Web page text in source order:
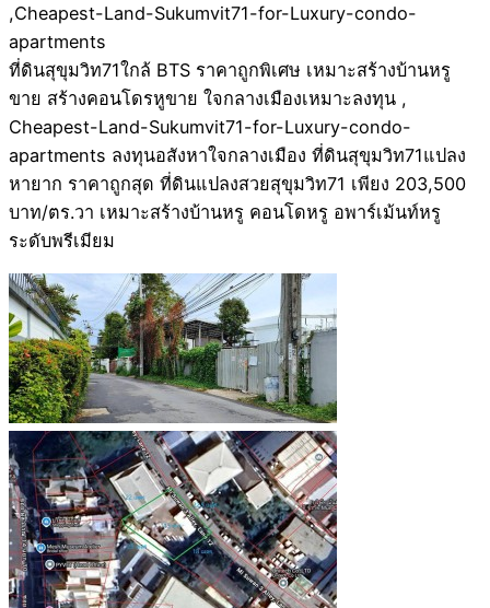
ที่ดินสุขุมวิท71ใกล้ BTS ราคาถูกพิเศษ เหมาะสร้างบ้านหรู
ขาย สร้างคอนโดรหูขาย ใจกลางเมืองเหมาะลงทุน ,
Cheapest-Land-Sukumvit71-for-Luxury-condo-
apartments ลงทุนอสังหาใจกลางเมือง ที่ดินสุขุมวิท71แปลง
หายาก ราคาถูกสุด ที่ดินแปลงสวยสุขุมวิท71 เพียง 203,500
บาท/ตร.วา เหมาะสร้างบ้านหรู คอนโดหรู อพาร์เม้นท์หรู
ระดับพรีเมียม